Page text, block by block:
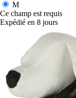
M
Ce champ est requis
Expédié en 8 jours